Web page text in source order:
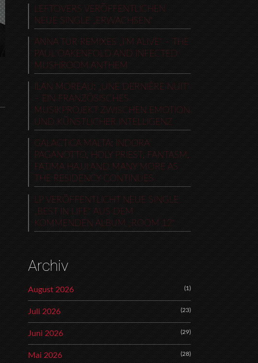
LEFTOVERS VERÖFFENTLICHEN
NEUE SINGLE „ERWACHSEN“
ANNA TUR REMIXES „I’M ALIVE“ – THE
PAUL OAKENFOLD AND INFECTED
MUSHROOM ANTHEM
ILAN MOREAU: „UNE DERNIÈRE NUIT“
– EIN FRANZÖSISCHES
MUSIKPROJEKT ZWISCHEN EMOTION
UND KÜNSTLICHER INTELLIGENZ
GALACTICA MALTA: INDORA
PAGANOTTO, HOLY PRIEST, FANTASM,
FATIMA HAJJI AND MANY MORE AS
THE RESIDENCY CONTINUES
LP VERÖFFENTLICHT NEUE SINGLE
„BEST IN LIFE“ AUS DEM
KOMMENDEN ALBUM „ROOM 12“
Archiv
August 2026 (1)
Juli 2026 (23)
Juni 2026 (29)
Mai 2026 (28)